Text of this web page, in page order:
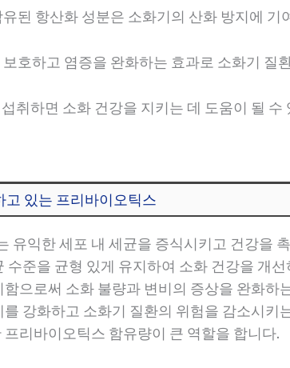
된 항산화 성분은 소화기의 산화 방지에 기
호하고 염증을 완화하는 효과로 소화기 질
취하면 소화 건강을 지키는 데 도움이 될
고 있는 프리바이오틱스
유익한 세포 내 세균을 증식시키고 건강을
수준을 균형 있게 유지하여 소화 건강을 개
함으로써 소화 불량과 변비의 증상을 완화
를 강화하고 소화기 질환의 위험을 감소시
프리바이오틱스 함유량이 큰 역할을 합니다.